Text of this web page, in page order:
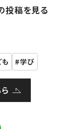
投稿を見る
学び